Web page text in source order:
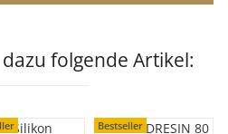
folgende Artikel:
Bestseller